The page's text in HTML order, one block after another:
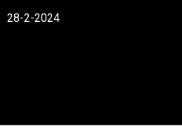
28-2-2024